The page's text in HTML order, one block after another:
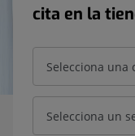
cita en la